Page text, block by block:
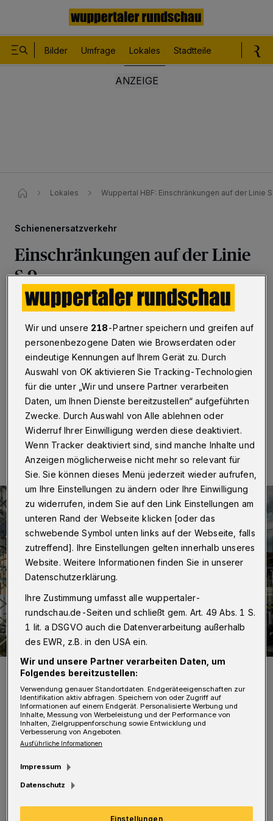
Bilder Umfrage Lokales Stadtteile
Lokales Wuppertal HBF: Einschränkungen auf der Linie
Schienenersatzverkehr
Einschränkungen auf der Linie
S 9
Wuppertal·Wer in der Zeit von Donnerstagnacht bis
nach Essen mit dem Zug fahren möchte, muss für einen
Teil der Strecke auf den Schienenersatzverkehr
umsteigen.Durch Gleisbauarbeiten kommt es zur
Sperrung des Streckenabschnitts zwischen Essen-
Steele und Essen Hbf für einzelne Züge der Linie S 9.
30.06.2020 , 13:00 Uhr Eine Minute Lesezeit
Der Wuppertaler Hauptbahnhof.
Dabei kommt es durch Gleisbauarbeiten durch
die DB Netz AG in Essen Hbf zur Sperrung des
Essen Hbf für einzelne Züge der Linie S 9 von
Wir und unsere 218-Partner speichern und greifen auf
personenbezogene Daten wie Browserdaten oder
eindeutige Kennungen auf Ihrem Gerät zu. Durch
Auswahl von OK aktivieren Sie Tracking-Technologien
für die unter „Wir und unsere Partner verarbeiten
Daten, um Ihnen Dienste bereitzustellen“ aufgeführten
Zwecke. Durch Auswahl von Alle ablehnen oder
Widerruf Ihrer Einwilligung werden diese deaktiviert.
Wenn Tracker deaktiviert sind, sind manche Inhalte und
Anzeigen möglicherweise nicht mehr so relevant für
Sie. Sie können dieses Menü jederzeit wieder aufrufen,
um Ihre Einstellungen zu ändern oder Ihre Einwilligung
zu widerrufen, indem Sie auf den Link Einstellungen am
unteren Rand der Webseite klicken [oder das
schwebende Symbol unten links auf der Webseite, falls
zutreffend]. Ihre Einstellungen gelten innerhalb unseres
Website. Weitere Informationen finden Sie in unserer
Datenschutzerklärung.
Ihre Zustimmung umfasst alle wuppertaler-
rundschau.de-Seiten und schließt gem. Art. 49 Abs. 1 S.
1 lit. a DSGVO auch die Datenverarbeitung außerhalb
des EWR, z.B. in den USA ein.
Wir und unsere Partner verarbeiten Daten, um
Folgendes bereitzustellen:
Verwendung genauer Standortdaten. Endgeräteeigenschaften zur
Identifikation aktiv abfragen. Speichern von oder Zugriff auf
Informationen auf einem Endgerät. Personalisierte Werbung und
Inhalte, Messung von Werbeleistung und der Performance von
Inhalten, Zielgruppenforschung sowie Entwicklung und
Verbesserung von Angeboten.
Ausführliche Informationen
Impressum
Datenschutz
Einstellungen